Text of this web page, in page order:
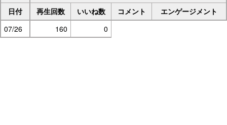
日付
再生回数 いいね数 コメント
エンゲージメント
07/26
160 0